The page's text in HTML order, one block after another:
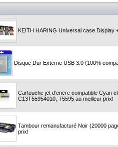
KEITH HARING Universal case Display
Disque Dur Externe USB 3.0 (100%
Cartouche jet d'encre compatible Cyan
C13T55954010, T5595 au meilleur prix!
Tambour remanufacturé Noir (20000
prix!